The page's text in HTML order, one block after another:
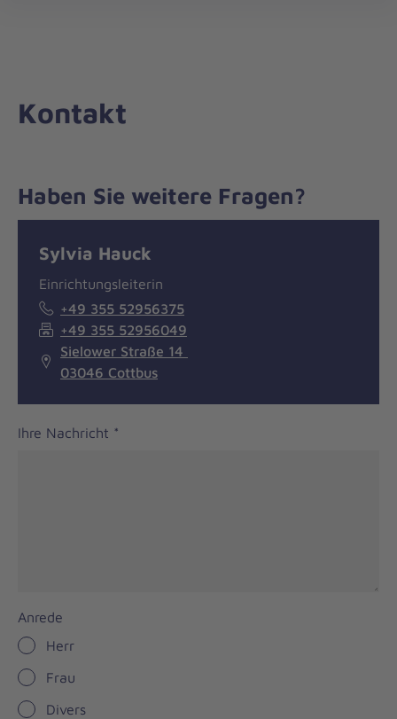
zum
Kontakt
Haben Sie weitere Fragen?
Sylvia Hauck
Einrichtungsleiterin
+49 355 52956375
+49 355 52956049
Sielower Straße 14
03046 Cottbus
Ihre Nachricht *
Anrede
Herr
Frau
Divers